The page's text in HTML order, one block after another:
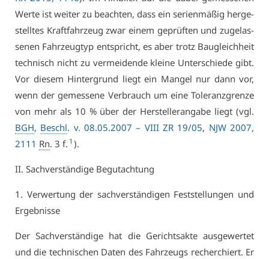
Wer­te ist wei­ter zu be­ach­ten, dass ein se­ri­en­mä­ßig her­ge­
stell­tes Kraft­fahr­zeug zwar ei­nem ge­prüf­ten und zu­ge­las­
se­nen Fahr­zeug­typ ent­spricht, es aber trotz Bau­gleich­heit
tech­nisch nicht zu ver­mei­den­de klei­ne Un­ter­schie­de gibt.
Vor die­sem Hin­ter­grund liegt ein Man­gel nur dann vor,
wenn der ge­mes­se­ne Ver­brauch um ei­ne To­le­ranz­gren­ze
von mehr als 10 % über der Her­stel­ler­an­ga­be liegt (vgl.
BGH, Beschl. v. 08.05.2007 – VI­II ZR 19/05, NJW 2007,
2111 Rn. 3 f. 1 ).
II. Sach­ver­stän­di­ge Be­gut­ach­tung
1. Ver­wer­tung der sach­ver­stän­di­gen Fest­stel­lun­gen und
Er­geb­nis­se
Der Sach­ver­stän­di­ge hat die Ge­richts­ak­te aus­ge­wer­tet
und die tech­ni­schen Da­ten des Fahr­zeugs re­cher­chiert. Er